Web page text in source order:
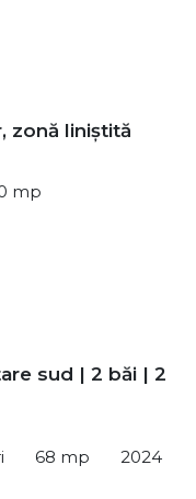
zonă liniștită
mp
sud | 2 băi | 2
68 mp 2024